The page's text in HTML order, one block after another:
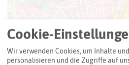
Leaflet
Adresse:
Cookie-
Wir verwenden Cookies, um Inhalte
personalisieren und die Zugriffe auf